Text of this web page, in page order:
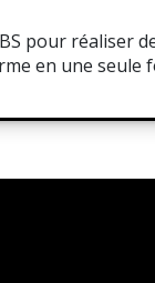
pour réaliser
en une seule